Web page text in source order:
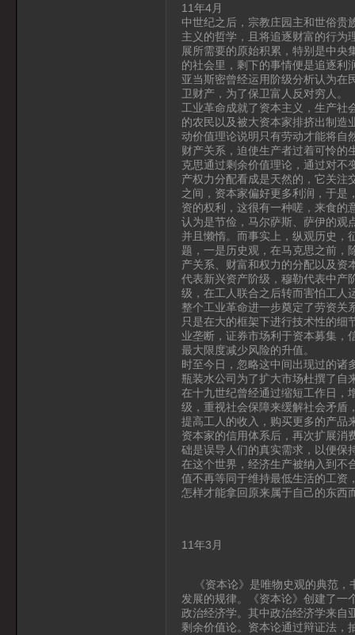
11年4月
中世纪之后，宗教庄园主和世俗贵
主义的哲学，且将追逐财富的行为
展所需要的原始积累，特别是中央
的社会里，剩下的事情便是追逐利
亚当斯密曾经运用阶级分析认为在
卫财产，为了保卫富人反对穷人。
工业革命成就了资本主义，生产社
的农民以及被大资本家排挤出制造
动价值理论说明只有劳动才能将自
财产关系，迫使生产者过着可怜的
克思通过剩余价值理论，通过对不
产权力分配看成是天然的，它关注
之间，资本家偏好更多利润，于是
资的权利，这很有一种嗟，来食的
认为是节俭，马尔萨斯、萨伊的观
并且懒惰。而事实上，纵观历史，
题，一是历史观，在马克思之前，
产关系、财富和权力的分配以及资
代表新兴资产阶级，穆勒代表中产
级，在工人联合之后转而害怕工人
整个工业革命进一步奠定了劳资关
只是在大的框架下进行技术性的细
业垄断，证券市场利于资本募集，
最大限度减少风险的升值。
时至今日，忽略这中间出现过的诸
瓶装水公司为了扩大市场杜撰了自
在十九世纪曾经通过缩短工作日，
级，重视社会保障来缓解社会矛盾
提高工人的收入，购买更多的产品
资本家的信用体系后，再次扩展消
础是误导人们的真实需求，以便保
在这个世界，经济生产被纳入到不
值不再等同于维持最低生活的工资
怎样才能拿回原来属于自己的东西
11年3月
《资本论》是唯物史观的典范，
发展的规律。《资本论》创建了一
政治经济学。其中政治经济学来自
剩余价值论。资本论通过辩证法，